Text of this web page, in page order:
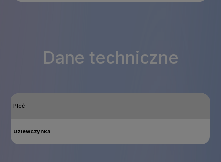
Dane techniczne
Płeć
Dziewczynka